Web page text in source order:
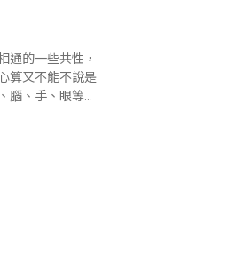
通的一些共性，
算又不能不說是
腦、手、眼等多